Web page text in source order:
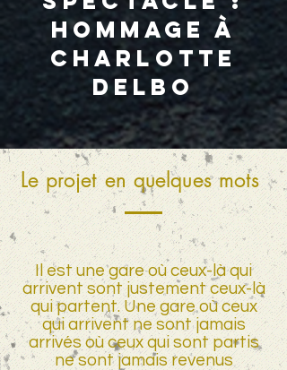
Hommage à
Charlotte
Delbo
Le projet en quelques mots
Il est une gare où ceux-là qui
arrivent sont justement ceux-là
qui partent. Une gare où ceux
qui arrivent ne sont jamais
arrivés où ceux qui sont partis
ne sont jamais revenus